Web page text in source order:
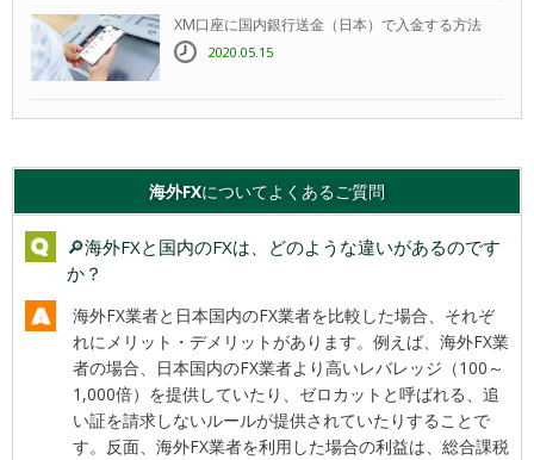
XM口座に国内銀行送金（日本）で入金する方法
2020.05.15
海外FXについてよくあるご質問
🔎海外FXと国内のFXは、どのような違いがあるのです
か？
海外FX業者と日本国内のFX業者を比較した場合、それぞ
れにメリット・デメリットがあります。例えば、海外FX業
者の場合、日本国内のFX業者より高いレバレッジ（100～
1,000倍）を提供していたり、ゼロカットと呼ばれる、追
い証を請求しないルールが提供されていたりすることで
す。反面、海外FX業者を利用した場合の利益は、総合課税